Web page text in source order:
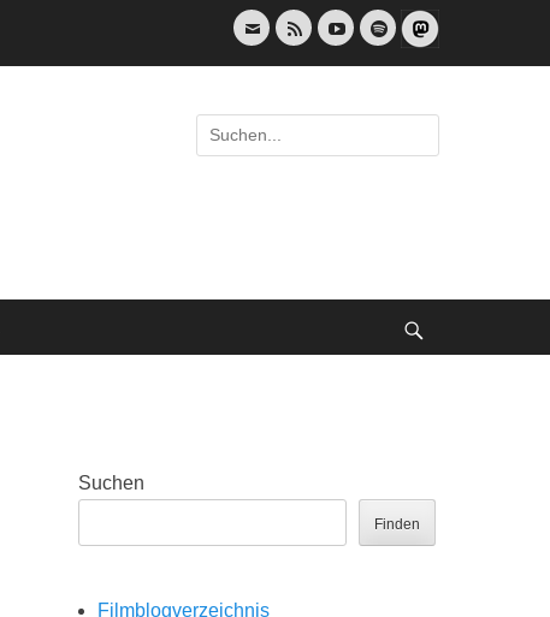
E-
Mail
Feed YouTubeSpotify
Suche
nach:
Suchen
Finden
Filmblogverzeichnis